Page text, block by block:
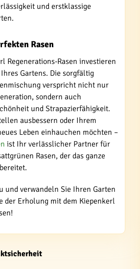
und erstklassige
Rasen
Regenerations-Rasen investieren
Gartens. Die sorgfältig
verspricht nicht nur
sondern auch
und Strapazierfähigkeit.
ausbessern oder Ihrem
Leben einhauchen möchten –
ist Ihr verlässlicher Partner für
Rasen, der das ganze
und verwandeln Sie Ihren Garten
der Erholung mit dem Kiepenkerl